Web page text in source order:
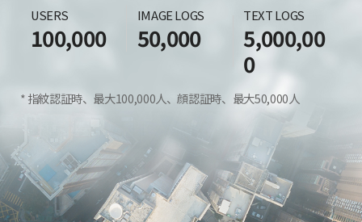
USERS
100,000
IMAGE LOGS
50,000
TEXT LOGS
5,000,00
0
指紋認証時、最大100,000人、顔認証時、最大50,000人